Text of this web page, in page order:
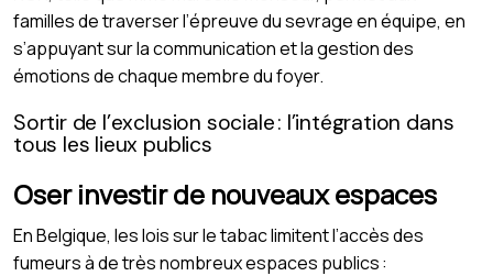
familles de traverser l’épreuve du sevrage en équipe, en
s’appuyant sur la communication et la gestion des
émotions de chaque membre du foyer.
Sortir de l’exclusion sociale : l’intégration dans
tous les lieux publics
Oser investir de nouveaux espaces
En Belgique, les lois sur le tabac limitent l’accès des
fumeurs à de très nombreux espaces publics :